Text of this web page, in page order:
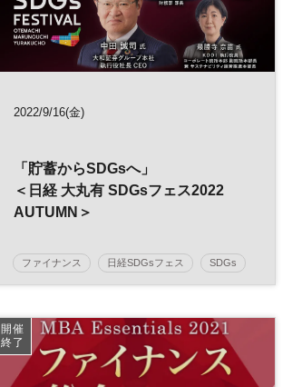
2022/9/16(金)
「貯蓄からSDGsへ」
＜日経 大丸有 SDGsフェス2022
AUTUMN＞
ファイナンス 日経SDGsフェス SDGs
開催
終了